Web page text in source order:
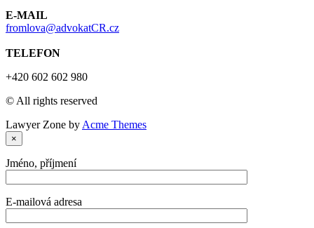
E-MAIL
fromlova@advokatCR.cz
TELEFON
+420 602 602 980
© All rights reserved
Lawyer Zone by Acme Themes
×
Jméno, příjmení
E-mailová adresa